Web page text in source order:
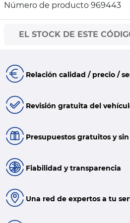
Número de producto 969443
EL STOCK DE ESTE
Relación calidad / precio /
Revisión gratuita del
Presupuestos gratuitos y
Fiabilidad y transparencia
Una red de expertos a tu